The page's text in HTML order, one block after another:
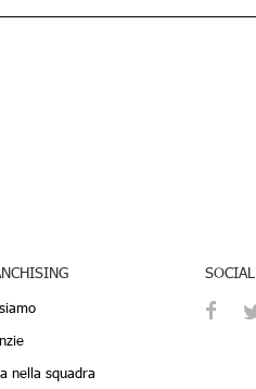
nella squadra
SOCIAL